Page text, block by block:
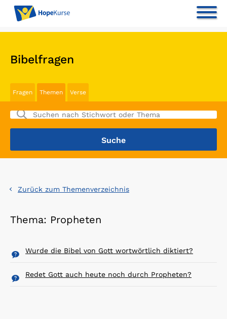
Bibelfragen
Fragen Themen Verse
Zurück zum Themenverzeichnis
Thema: Propheten
Wurde die Bibel von Gott wortwörtlich diktiert?
Redet Gott auch heute noch durch Propheten?